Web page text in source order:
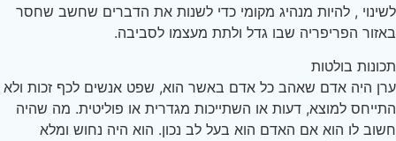
, להיות מנהיג מקומי כדי לשנות את הדברים שחשב שחסר
הפריפריה שבו גדל ולתת מעצמו לסביבה.
בולטות
היה אדם שאהב כל אדם באשר הוא, שפט אנשים לכף זכות ולא
למוצא, דעות או השתייכות מגדרית או פוליטית. מה שהיה
לו הוא אם האדם הוא בעל לב נכון. הוא היה נחוש ומלא